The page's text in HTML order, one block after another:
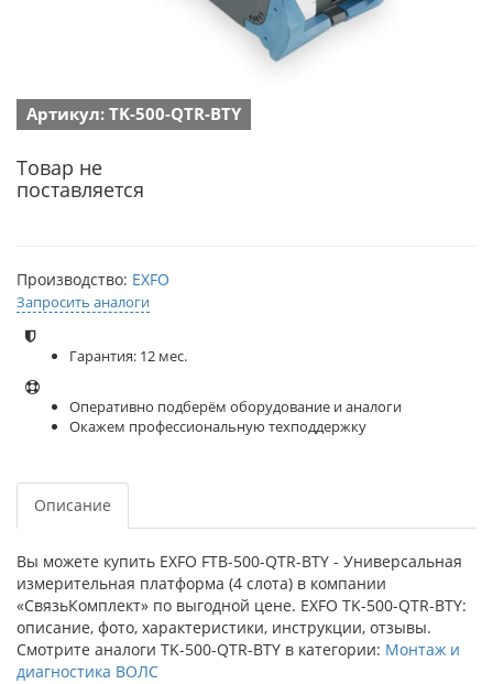
Артикул: TK-500-QTR-BTY
Товар не
поставляется
Производство: EXFO
Запросить аналоги
Гарантия: 12 мес.
Оперативно подберём оборудование и аналоги
Окажем профессиональную техподдержку
Описание
Вы можете купить EXFO FTB-500-QTR-BTY - Универсальная
измерительная платформа (4 слота) в компании
«СвязьКомплект» по выгодной цене. EXFO TK-500-QTR-BTY:
описание, фото, характеристики, инструкции, отзывы.
Смотрите аналоги TK-500-QTR-BTY в категории: Монтаж и
диагностика ВОЛС